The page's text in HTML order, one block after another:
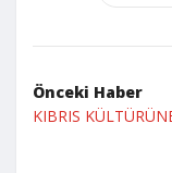
Önceki Haber
KIBRIS